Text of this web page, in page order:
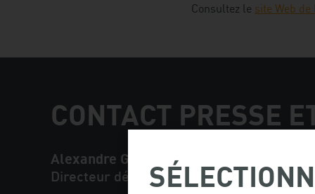
Consultez le site Web de
CONTACT PRESSE
Alexandre Gagnon
Directeur développement et innovation